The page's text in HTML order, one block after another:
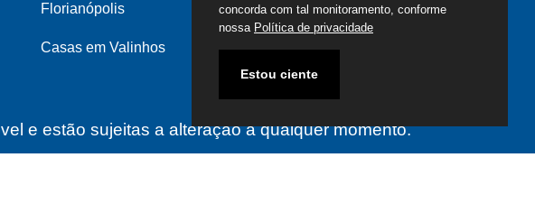
Florianópolis
Casas em Valinhos
e estão sujeitas a alteração a qualquer momento.
concorda com tal monitoramento, conforme
nossa Política de privacidade
Estou ciente